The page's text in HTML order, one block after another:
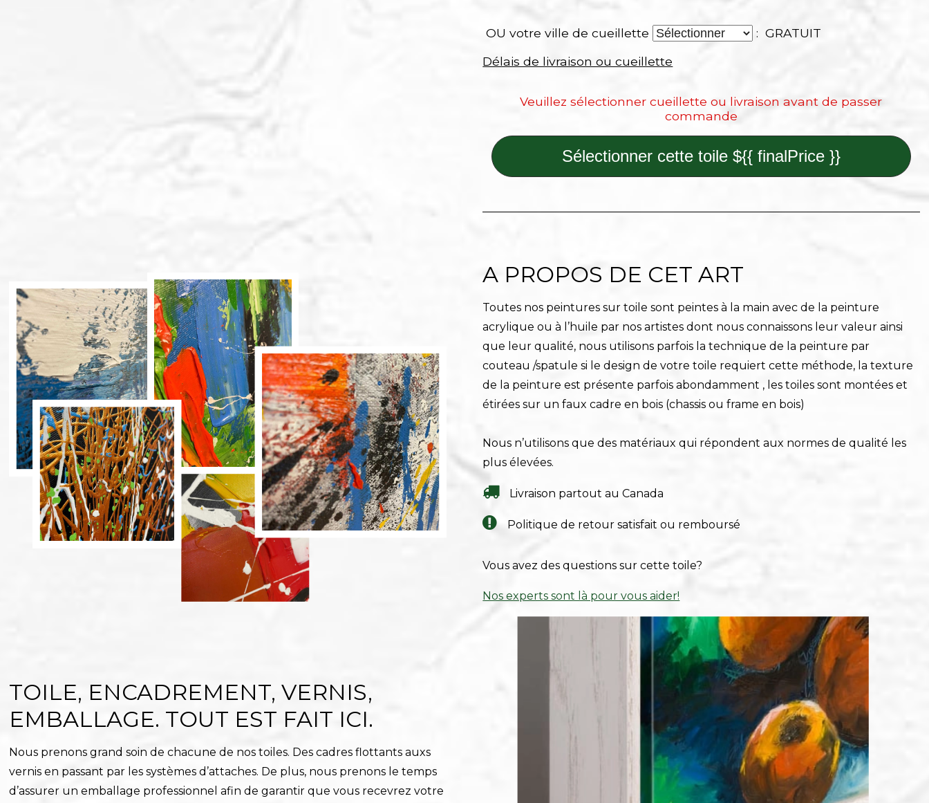
OU votre ville de cueillette
: GRATUIT
Délais de livraison ou cueillette
Veuillez sélectionner cueillette ou livraison avant de passer
commande
Sélectionner cette toile ${{ finalPrice }}
A PROPOS DE CET ART
Toutes nos peintures sur toile sont peintes à la main avec de la peinture
acrylique ou à l’huile par nos artistes dont nous connaissons leur valeur ainsi
que leur qualité, nous utilisons parfois la technique de la peinture par
couteau /spatule si le design de votre toile requiert cette méthode, la texture
de la peinture est présente parfois abondamment , les toiles sont montées et
étirées sur un faux cadre en bois (chassis ou frame en bois)
Nous n’utilisons que des matériaux qui répondent aux normes de qualité les
plus élevées.
Livraison partout au Canada
Politique de retour satisfait ou remboursé
Vous avez des questions sur cette toile?
Nos experts sont là pour vous aider!
TOILE, ENCADREMENT, VERNIS,
EMBALLAGE. TOUT EST FAIT ICI.
Nous prenons grand soin de chacune de nos toiles. Des cadres flottants auxs
vernis en passant par les systèmes d’attaches. De plus, nous prenons le temps
d’assurer un emballage professionnel afin de garantir que vous recevrez votre